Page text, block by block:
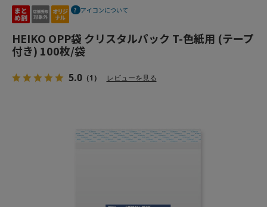
アイコンについて
HEIKO OPP袋 クリスタルパック T-色紙用 (テープ
付き) 100枚/袋
5.0（1） レビューを見る